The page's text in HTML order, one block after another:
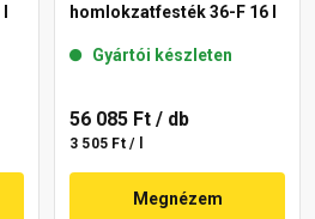
homlokzatfesték 36-F 16 l
Gyártói készleten
56 085 Ft / db
3 505 Ft / l
Megnézem